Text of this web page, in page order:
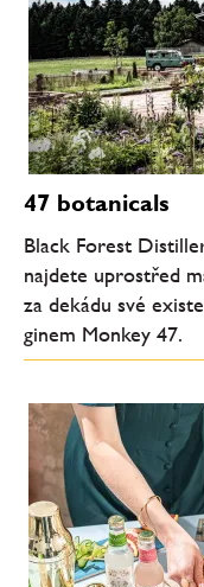
47 botanicals
Black Forest
najdete uprostřed
za dekádu své
ginem Monkey 47.